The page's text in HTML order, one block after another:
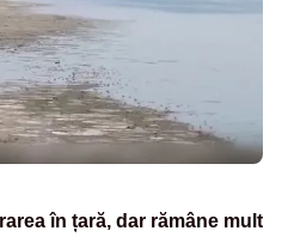
în țară, dar rămâne mult